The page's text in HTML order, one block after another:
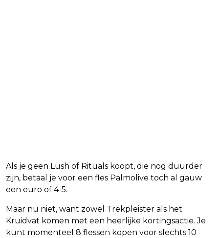
Als je geen Lush of Rituals koopt, die nog duurder
zijn, betaal je voor een fles Palmolive toch al gauw
een euro of 4-5.
Maar nu niet, want zowel Trekpleister als het
Kruidvat komen met een heerlijke kortingsactie. Je
kunt momenteel 8 flessen kopen voor slechts 10